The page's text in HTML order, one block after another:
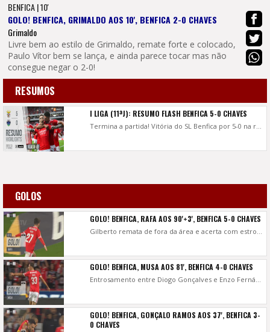
BENFICA | 10'
GOLO! BENFICA, GRIMALDO AOS 10', BENFICA 2-0 CHAVES
Grimaldo
Livre bem ao estilo de Grimaldo, remate forte e colocado,
Paulo Vítor bem se lança, e ainda parece tocar mas não
consegue negar o 2-0!
RESUMOS
I LIGA (11ªJ): RESUMO FLASH BENFICA 5-0 CHAVES
Termina a partida! Vitória do SL Benfica por 5-0 na recepção ao GD Chaves, em jogo da 11.ª jornada da Liga Bwin. Neres (2'), Grimaldo (10'), Gonçalo Ramos (37'), Musa (81') e Rafa (93') foram os autores dos golos do triunfo encarnado.
GOLOS
GOLO! BENFICA, RAFA AOS 90'+3', BENFICA 5-0 CHAVES
Gilberto remata de fora da área e acerta com estrondo na barra, a bola bate no relvado e sobra para Rafa que, mais rápido que Paulo Vítor a recuperar posição, encosta de cabeça para dentro da baliza.
GOLO! BENFICA, MUSA AOS 81', BENFICA 4-0 CHAVES
Entrosamento entre Diogo Gonçalves e Enzo Fernández no centro do terreno, o argentino serve Musa na direita, o croata atira a contar e faz o 4-0!
GOLO! BENFICA, GONÇALO RAMOS AOS 37', BENFICA 3-
0 CHAVES